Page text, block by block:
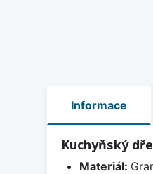
Informace
Kuchyňský
Materiál: